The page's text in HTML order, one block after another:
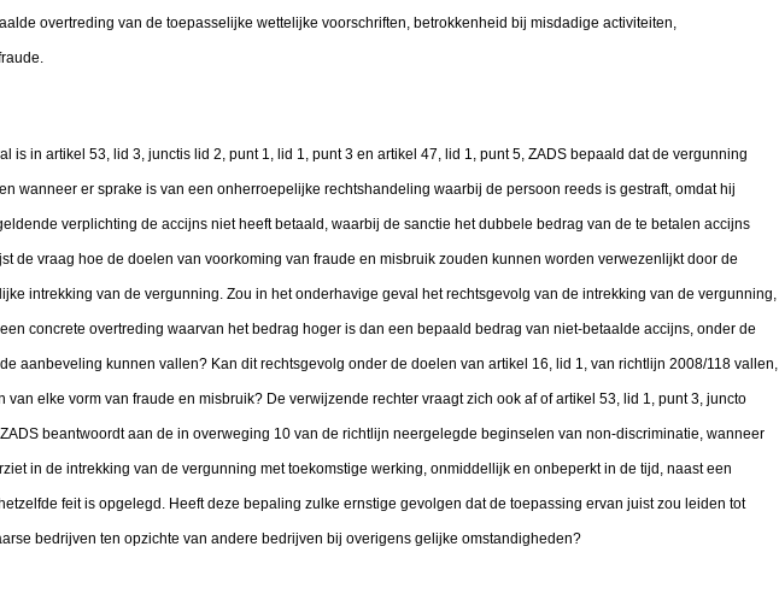
overtreding van de toepasselijke wettelijke voorschriften, betrokkenheid bij misdadige activiteiten,
is in artikel 53, lid 3, junctis lid 2, punt 1, lid 1, punt 3 en artikel 47, lid 1, punt 5, ZADS bepaald dat de vergunning
wanneer er sprake is van een onherroepelijke rechtshandeling waarbij de persoon reeds is gestraft, omdat hij
verplichting de accijns niet heeft betaald, waarbij de sanctie het dubbele bedrag van de te betalen accijns
de vraag hoe de doelen van voorkoming van fraude en misbruik zouden kunnen worden verwezenlijkt door de
intrekking van de vergunning. Zou in het onderhavige geval het rechtsgevolg van de intrekking van de vergunning,
concrete overtreding waarvan het bedrag hoger is dan een bepaald bedrag van niet-betaalde accijns, onder de
aanbeveling kunnen vallen? Kan dit rechtsgevolg onder de doelen van artikel 16, lid 1, van richtlijn 2008/118 vallen,
van elke vorm van fraude en misbruik? De verwijzende rechter vraagt zich ook af of artikel 53, lid 1, punt 3, juncto
beantwoordt aan de in overweging 10 van de richtlijn neergelegde beginselen van non-discriminatie, wanneer
in de intrekking van de vergunning met toekomstige werking, onmiddellijk en onbeperkt in de tijd, naast een
feit is opgelegd. Heeft deze bepaling zulke ernstige gevolgen dat de toepassing ervan juist zou leiden tot
bedrijven ten opzichte van andere bedrijven bij overigens gelijke omstandigheden?